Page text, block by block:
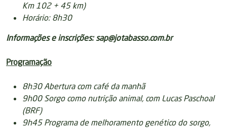
Km 102 + 45 km)
Horário: 8h30
Informações e inscrições:sap@jotabasso.com.br
Programação
8h30 Abertura com café da manhã
9h00 Sorgo como nutrição animal, com Lucas Paschoal
(BRF)
9h45 Programa de melhoramento genético do sorgo,